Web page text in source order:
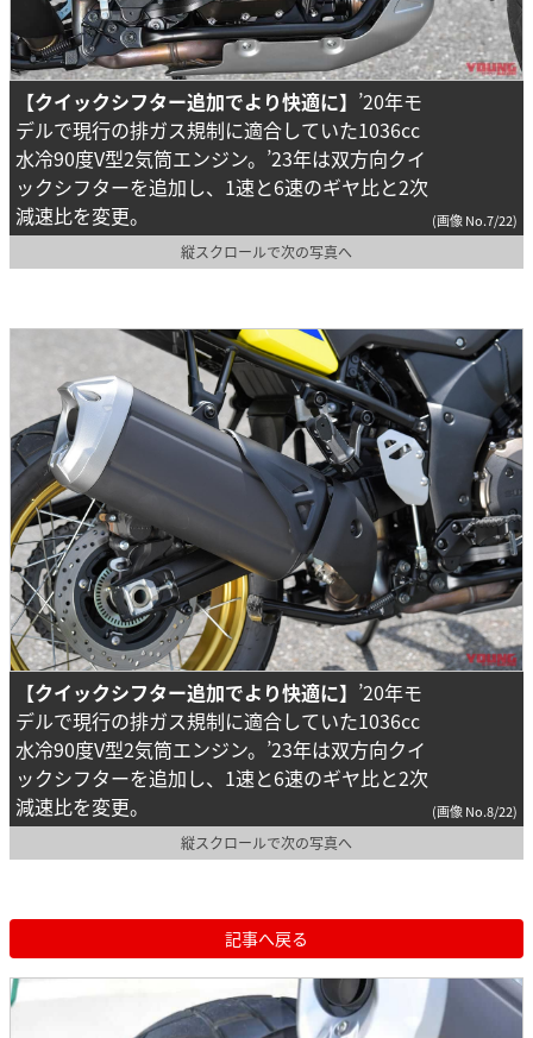
【クイックシフター追加でより快適に】 ’20年モ
デルで現行の排ガス規制に適合していた1036cc
水冷90度V型2気筒エンジン。’23年は双方向クイ
ックシフターを追加し、1速と6速のギヤ比と2次
減速比を変更。
(画像 No.7/22)
縦スクロールで次の写真へ
【クイックシフター追加でより快適に】 ’20年モ
デルで現行の排ガス規制に適合していた1036cc
水冷90度V型2気筒エンジン。’23年は双方向クイ
ックシフターを追加し、1速と6速のギヤ比と2次
減速比を変更。
(画像 No.8/22)
縦スクロールで次の写真へ
記事へ戻る